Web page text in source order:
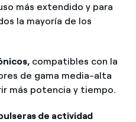
más extendido y para
la mayoría de los
compatibles con la
de gama media-alta
más potencia y tiempo.
de actividad